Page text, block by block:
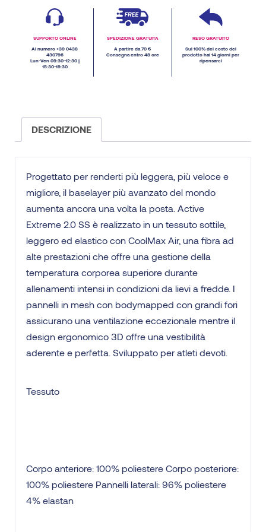
SUPPORTO ONLINE
Al numero +39 0438
430796
Lun-Ven 09:30-12:30 |
15:30-19:30
SPEDIZIONE GRATUITA
A partire da 70 €
Consegna entro 48 ore
RESO GRATUITO
Sul 100% del costo del
prodotto hai 14 giorni per
ripensarci
DESCRIZIONE
Progettato per renderti più leggera, più veloce e
migliore, il baselayer più avanzato del mondo
aumenta ancora una volta la posta. Active
Extreme 2.0 SS è realizzato in un tessuto sottile,
leggero ed elastico con CoolMax Air, una fibra ad
alte prestazioni che offre una gestione della
temperatura corporea superiore durante
allenamenti intensi in condizioni da lievi a fredde. I
pannelli in mesh con bodymapped con grandi fori
assicurano una ventilazione eccezionale mentre il
design ergonomico 3D offre una vestibilità
aderente e perfetta. Sviluppato per atleti devoti.
Tessuto
Corpo anteriore: 100% poliestere Corpo posteriore:
100% poliestere Pannelli laterali: 96% poliestere
4% elastan